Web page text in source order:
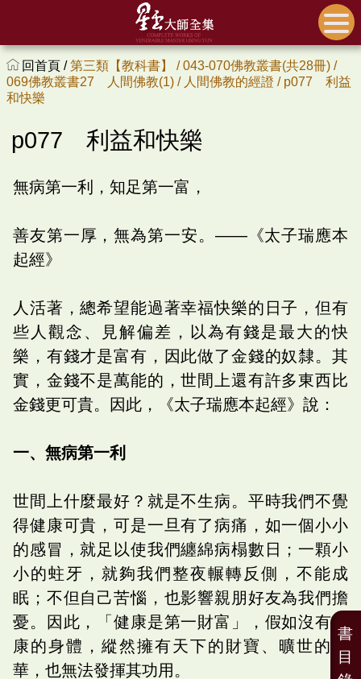
回首頁 /第三類【教科書】 /043-070佛教叢書(共28冊) /
069佛教叢書27 人間佛教(1) / 人間佛教的經證 / p077 利益
和快樂
p077 利益和快樂
無病第一利，知足第一富，
善友第一厚，無為第一安。――《太子瑞應本
起經》
人活著，總希望能過著幸福快樂的日子，但有
些人觀念、見解偏差，以為有錢是最大的快
樂，有錢才是富有，因此做了金錢的奴隸。其
實，金錢不是萬能的，世間上還有許多東西比
金錢更可貴。因此，《太子瑞應本起經》說：
一、無病第一利
世間上什麼最好？就是不生病。平時我們不覺
得健康可貴，可是一旦有了病痛，如一個小小
的感冒，就足以使我們纏綿病榻數日；一顆小
小的蛀牙，就夠我們整夜輾轉反側，不能成
眠；不但自己苦惱，也影響親朋好友為我們擔
憂。因此，「健康是第一財富」，假如沒有健
康的身體，縱然擁有天下的財寶、曠世的才
華，也無法發揮其功用。
書
目